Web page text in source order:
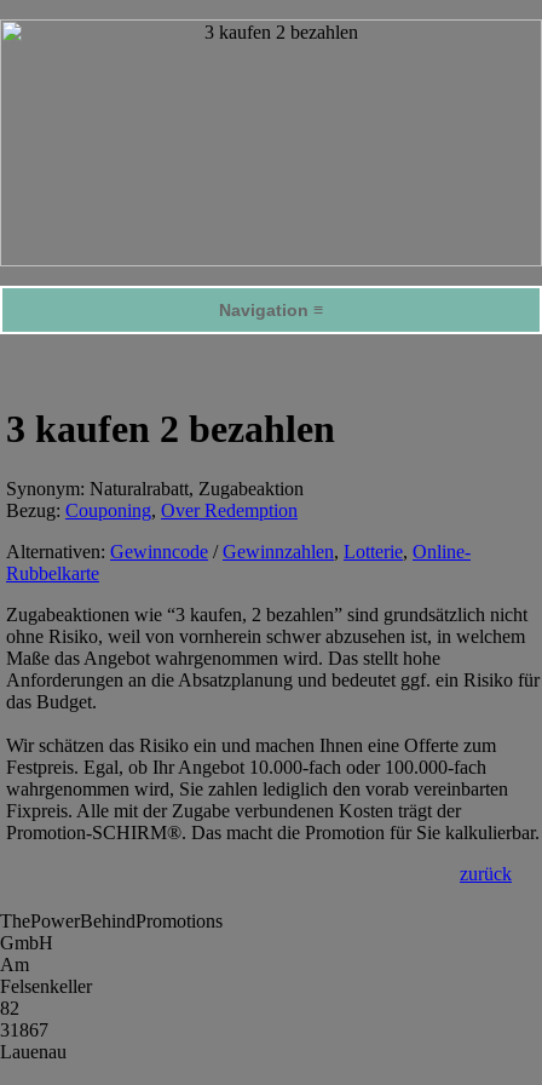
Navigation ≡
3 kaufen 2 bezahlen
Synonym: Naturalrabatt, Zugabeaktion
Bezug: Couponing, Over Redemption
Alternativen: Gewinncode /Gewinnzahlen, Lotterie, Online-
Rubbelkarte
Zugabeaktionen wie “3 kaufen, 2 bezahlen” sind grundsätzlich nicht
ohne Risiko, weil von vornherein schwer abzusehen ist, in welchem
Maße das Angebot wahrgenommen wird. Das stellt hohe
Anforderungen an die Absatzplanung und bedeutet ggf. ein Risiko für
das Budget.
Wir schätzen das Risiko ein und machen Ihnen eine Offerte zum
Festpreis. Egal, ob Ihr Angebot 10.000-fach oder 100.000-fach
wahrgenommen wird, Sie zahlen lediglich den vorab vereinbarten
Fixpreis. Alle mit der Zugabe verbundenen Kosten trägt der
Promotion-SCHIRM®. Das macht die Promotion für Sie kalkulierbar.
zurück
ThePowerBehindPromotions
GmbH
Am
Felsenkeller
82
31867
Lauenau